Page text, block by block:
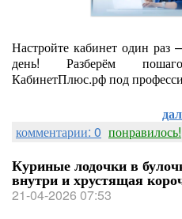
Настройте кабинет один
день! Разберём
КабинетПлюс.рф под
комментарии: 0 понравилось!
Куриные лодочки в
внутри и хрустящая
21-04-2026 07:53